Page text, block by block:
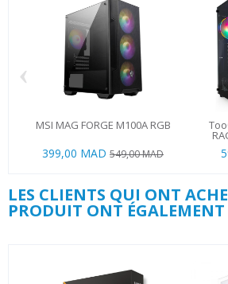
MSI MAG FORGE M100A RGB
399,00 MAD 549,00 MAD
‹
LES CLIENTS QUI ONT
PRODUIT ONT ÉGALEMENT